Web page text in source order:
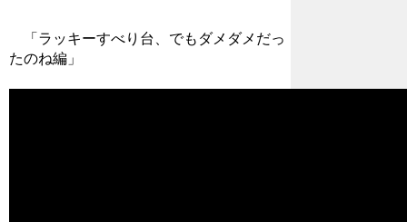
「ラッキーすべり台、でもダメダメだっ
たのね編」